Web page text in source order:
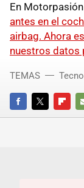
En
antes en el
airbag. Ahora
nuestros datos
FACEBOOKTWITTER
TEMAS